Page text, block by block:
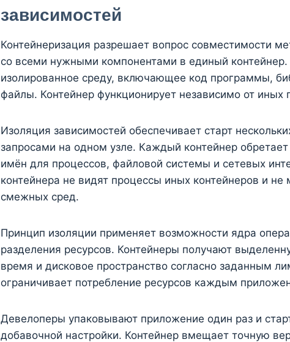
зависимостей
Контейнеризация разрешает вопрос совместимости
со всеми нужными компонентами в единый
изолированное среду, включающее код программы,
файлы. Контейнер функционирует независимо от иных
Изоляция зависимостей обеспечивает старт
запросами на одном узле. Каждый контейнер обретает
имён для процессов, файловой системы и сетевых
контейнера не видят процессы иных контейнеров и не
смежных сред.
Принцип изоляции применяет возможности ядра
разделения ресурсов. Контейнеры получают
время и дисковое пространство согласно заданным
ограничивает потребление ресурсов каждым
Девелоперы упаковывают приложение один раз и
добавочной настройки. Контейнер вмещает точную